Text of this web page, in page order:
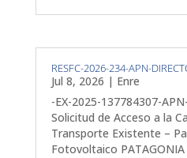
RESFC-2026-234-APN-
Jul 8, 2026 | Enre
-EX-2025-137784307-
Solicitud de Acceso a la
Transporte Existente –
Fotovoltaico PATAGONIA